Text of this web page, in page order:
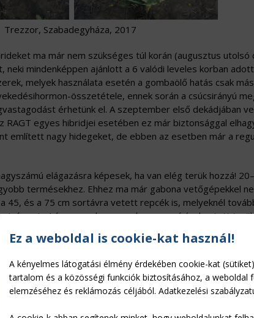
Trezzor, Szabadegyháza, 2017
ma már nem szükséges túl korán (augusztus utolsó
neki mindenképpen ajánlott a 6 valódi leveles korban
melyek használata esetén a gombaölő hatás csak
összetétele, ennek során a csúcsirányú
érhetünk el. A szeptember első dekádjában
RAGT egyes hibridjei esetében ez már biztonsággal
említett nagy hidegeket, de ebben az esetben már a
elágazásra képesek, ha van elég terük hozzá!
termésekhez. Ehhez ma már gabona vetőgépekkel
45, és a 75 cm sortávra vetett repcék is, melyeknél
is. Lényeges, hogy az alacsony csírával vetett
gyommentesen kell tartani a területet, ennek sokkal
Ez a weboldal is cookie-kat használ!
A kényelmes látogatási élmény érdekében cookie-kat
tartalom és a közösségi funkciók biztosításához, a weboldal
elemzéséhez és reklámozás céljából. Adatkezelési